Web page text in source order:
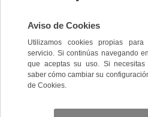
»ROPA EMBARAZADA
Ordenar por: